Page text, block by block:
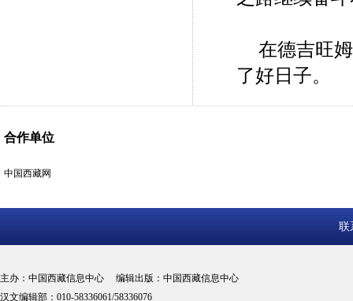
在德吉旺
了好日子。
合作单位
中国西藏网
联
主办：中国西藏信息中心 编辑出版：中国西藏信息中心
汉文编辑部：010-58336061/58336076